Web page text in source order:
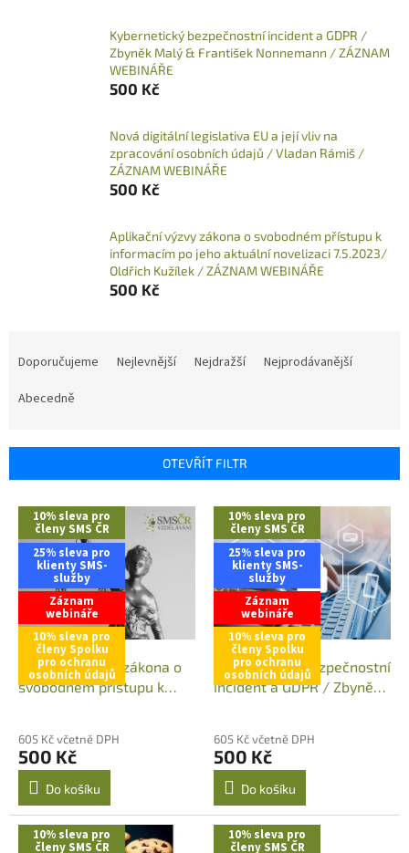
Kybernetický bezpečnostní incident a GDPR /
Zbyněk Malý & František Nonnemann / ZÁZNAM
WEBINÁŘE
500 Kč
Nová digitální legislativa EU a její vliv na
zpracování osobních údajů / Vladan Rámiš /
ZÁZNAM WEBINÁŘE
500 Kč
Aplikační výzvy zákona o svobodném přístupu k
informacím po jeho aktuální novelizaci 7.5.2023/
Oldřich Kužílek / ZÁZNAM WEBINÁŘE
500 Kč
r
Doporučujeme Nejlevnější Nejdražší
Nejprodávanější
Abecedně
OTEVŘÍT FILTR
V
p
10% sleva pro
členy SMS ČR
25% sleva pro
klienty SMS-
služby
Záznam
webináře
10% sleva pro
členy Spolku
pro ochranu
osobních údajů
Aplikační výzvy zákona o
svobodném přístupu k
7.5.2023/ Oldřich Kužílek /
ZÁZNAM WEBINÁŘE
605 Kč včetně DPH
500 Kč
Do košíku
10% sleva pro
členy SMS ČR
25% sleva pro
klienty SMS-
služby
Záznam
webináře
10% sleva pro
členy Spolku
pro ochranu
osobních údajů
Kybernetický bezpečnostní
incident a GDPR / Zbyněk
WEBINÁŘE
605 Kč včetně DPH
500 Kč
Do košíku
10% sleva pro
členy SMS ČR
10% sleva pro
členy SMS ČR